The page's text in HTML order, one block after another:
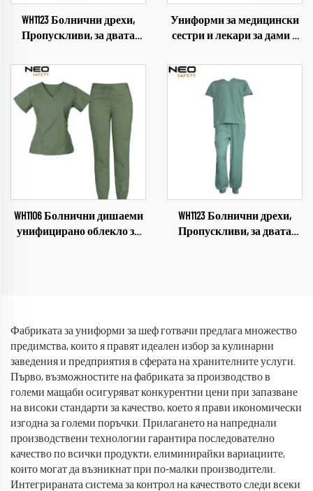
WH1123 Болнични дрехи,
Пропускливи, за двата
индустриални униформи,
V-образно деколте,
комплект дрехи за
болница, работно облекло
Униформи за медицински
сестри и лекари за дами и
WH702 с персонализиран
лого, пълно
сублимационно
принтиране, костюми с
къси ръкави, произведено
в Китай
WH1106 Болнични дишаеми
унифицирано облекло за
облекло за болница
WH1123 Болнични дрехи,
Пропускливи, за двата
Фабриката за униформи за шеф готвачи предлага множество
предимства, които я правят идеален избор за кулинарни
заведения и предприятия в сферата на хранителните услуги.
Първо, възможностите на фабриката за производство в
големи мащаби осигуряват конкурентни цени при запазване
на високи стандарти за качество, което я прави икономически
изгодна за големи поръчки. Прилагането на напреднали
производствени технологии гарантира последователно
качество по всички продукти, елиминирайки вариациите,
които могат да възникнат при по-малки производители.
Интегрираната система за контрол на качеството следи всеки